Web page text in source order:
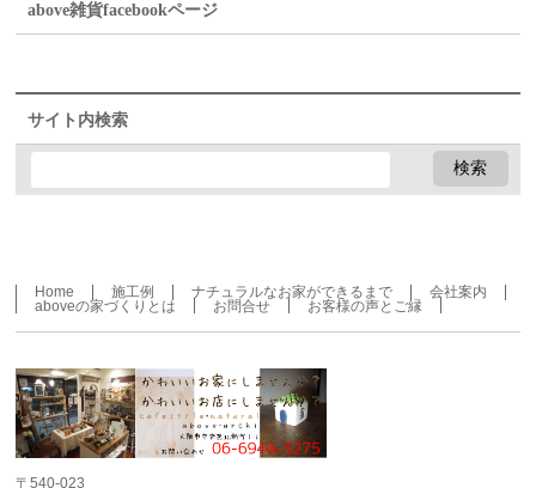
above雑貨facebookページ
サイト内検索
Home 施工例 ナチュラルなお家ができるまで
会社案内
aboveの家づくりとは
お問合せ お客様の声とご縁
〒540-023